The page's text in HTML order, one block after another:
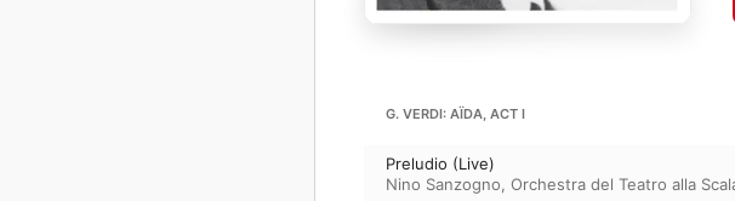
G. VERDI: AÏDA, ACT I
Preludio (Live)
Nino Sanzogno, Orchestra del Teatro alla